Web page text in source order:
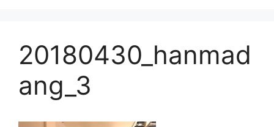
20180430_hanmad
ang_3